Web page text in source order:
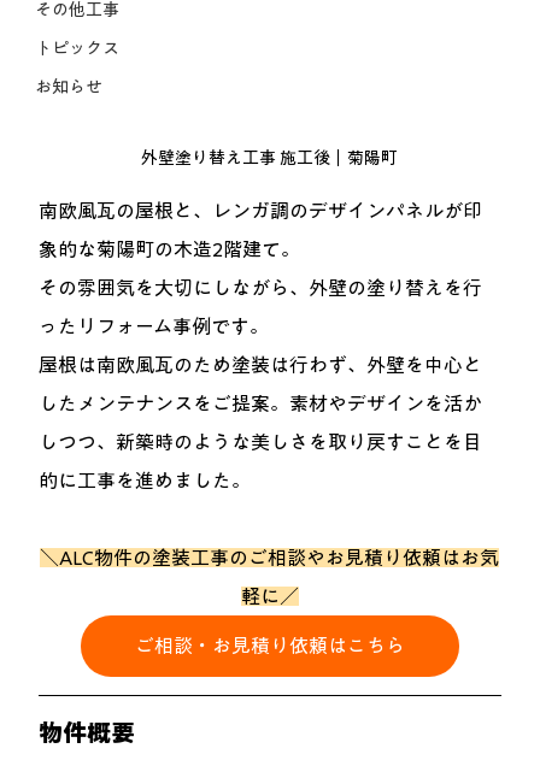
その他工事
トピックス
お知らせ
外壁塗り替え工事 施工後｜菊陽町
南欧風瓦の屋根と、レンガ調のデザインパネルが印
象的な菊陽町の木造2階建て。
その雰囲気を大切にしながら、外壁の塗り替えを行
ったリフォーム事例です。
屋根は南欧風瓦のため塗装は行わず、外壁を中心と
したメンテナンスをご提案。素材やデザインを活か
しつつ、新築時のような美しさを取り戻すことを目
的に工事を進めました。
＼ALC物件の塗装工事のご相談やお見積り依頼はお気
軽に／
ご相談・お見積り依頼はこちら
物件概要